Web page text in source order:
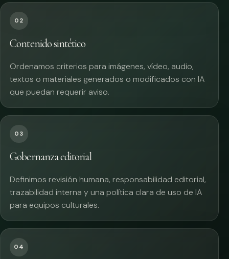
02
Contenido sintético
Ordenamos criterios para imágenes, vídeo, audio,
textos o materiales generados o modificados con IA
que puedan requerir aviso.
03
Gobernanza editorial
Definimos revisión humana, responsabilidad editorial,
trazabilidad interna y una política clara de uso de IA
para equipos culturales.
04